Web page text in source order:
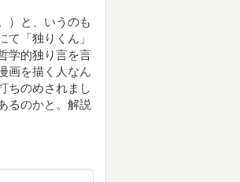
）と、いうのも
「独りくん」
学的独り言を言
画を描く人なん
ちのめされまし
るのかと。解説